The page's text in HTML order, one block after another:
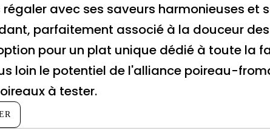
avec ses saveurs harmonieuses et
parfaitement associé à la douceur
pour un plat unique dédié à toute la
loin le potentiel de l'alliance poireau-
à tester.